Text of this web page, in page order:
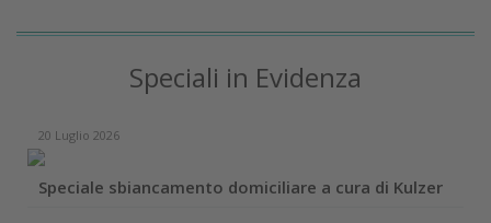
Speciali in Evidenza
20 Luglio 2026
Speciale sbiancamento domiciliare a cura di Kulzer